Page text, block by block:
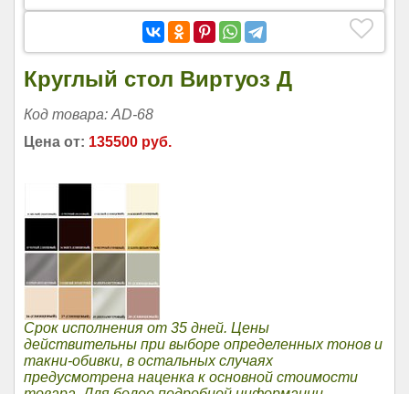
Круглый стол Виртуоз Д
Код товара: AD-68
Цена от: 135500 руб.
Срок исполнения от 35 дней. Цены
действительны при выборе определенных тонов и
такни-обивки, в остальных случаях
предусмотрена наценка к основной стоимости